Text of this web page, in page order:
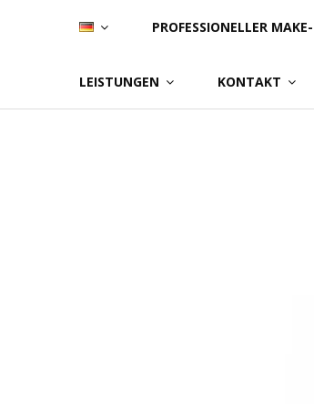
PROFESSIONELLER
LEISTUNGEN KONTAKT